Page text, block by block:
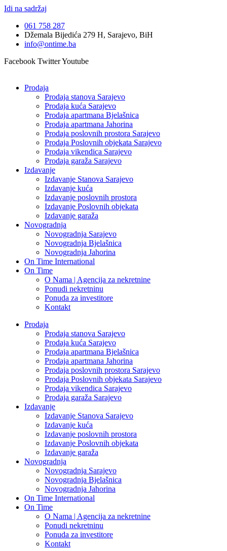
Idi na sadržaj
061 758 287
Džemala Bijedića 279 H, Sarajevo, BiH
info@ontime.ba
Facebook TwitterYoutube
Prodaja
Prodaja stanova Sarajevo
Prodaja kuća Sarajevo
Prodaja apartmana Bjelašnica
Prodaja apartmana Jahorina
Prodaja poslovnih prostora Sarajevo
Prodaja Poslovnih objekata Sarajevo
Prodaja vikendica Sarajevo
Prodaja garaža Sarajevo
Izdavanje
Izdavanje Stanova Sarajevo
Izdavanje kuća
Izdavanje poslovnih prostora
Izdavanje Poslovnih objekata
Izdavanje garaža
Novogradnja
Novogradnja Sarajevo
Novogradnja Bjelašnica
Novogradnja Jahorina
On Time International
On Time
O Nama | Agencija za nekretnine
Ponudi nekretninu
Ponuda za investitore
Kontakt
Prodaja
Prodaja stanova Sarajevo
Prodaja kuća Sarajevo
Prodaja apartmana Bjelašnica
Prodaja apartmana Jahorina
Prodaja poslovnih prostora Sarajevo
Prodaja Poslovnih objekata Sarajevo
Prodaja vikendica Sarajevo
Prodaja garaža Sarajevo
Izdavanje
Izdavanje Stanova Sarajevo
Izdavanje kuća
Izdavanje poslovnih prostora
Izdavanje Poslovnih objekata
Izdavanje garaža
Novogradnja
Novogradnja Sarajevo
Novogradnja Bjelašnica
Novogradnja Jahorina
On Time International
On Time
O Nama | Agencija za nekretnine
Ponudi nekretninu
Ponuda za investitore
Kontakt